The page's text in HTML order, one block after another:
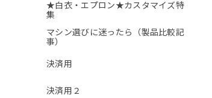
★白衣・エプロン★カスタマイズ特
集
マシン選びに迷ったら（製品比較記
事）
決済用
決済用２